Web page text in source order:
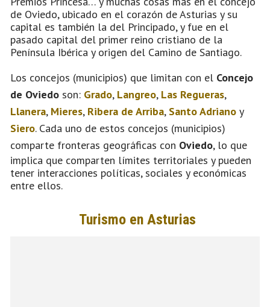
de Oviedo, ubicado en el corazón de Asturias y su
capital es también la del Principado, y fue en el
pasado capital del primer reino cristiano de la
Península Ibérica y origen del Camino de Santiago.
Los concejos (municipios) que limitan con el Concejo
de Oviedo son: Grado, Langreo, Las Regueras,
Llanera, Mieres, Ribera de Arriba, Santo Adriano y
Siero. Cada uno de estos concejos (municipios)
comparte fronteras geográficas con Oviedo, lo que
implica que comparten límites territoriales y pueden
tener interacciones políticas, sociales y económicas
entre ellos.